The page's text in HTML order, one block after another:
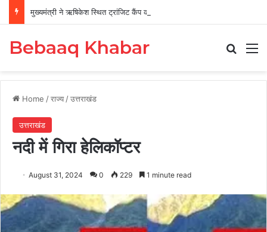
मुख्यमंत्री ने ऋषिकेश स्थित ट्रांजिट कैंप का किया औचक निरीक्षण
Bebaaq Khabar
Home /राज्य /उत्तराखंड
उत्तराखंड
नदी में गिरा हेलिकॉप्टर
August 31, 2024 0 229 1 minute read